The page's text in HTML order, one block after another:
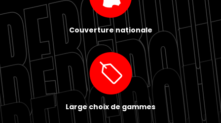
Couverture nationale
Large choix de gammes